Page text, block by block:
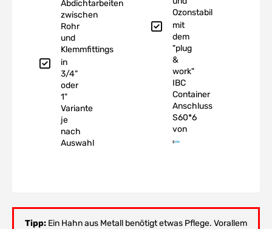
Abdichtarbeiten
zwischen
Rohr
und
Klemmfittings
in
3/4"
oder
1"
Variante
je
nach
Auswahl
Ozonstabil
mit
dem
"plug
&
work"
IBC
Container
Anschluss
S60*6
von
Tipp: Ein Hahn aus Metall benötigt etwas Pflege. Vorallem